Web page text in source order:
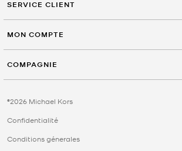
SERVICE CLIENT
MON COMPTE
COMPAGNIE
©2026 Michael Kors
Confidentialité
Conditions génerales